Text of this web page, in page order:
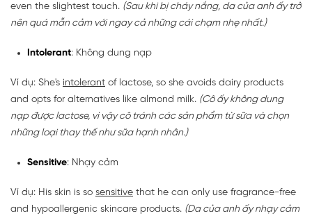
even the slightest touch. (Sau khi bị cháy nắng, da của anh ấy trở
nên quá mẫn cảm với ngay cả những cái chạm nhẹ nhất.)
Intolerant: Không dung nạp
Ví dụ: She's intolerant of lactose, so she avoids dairy products
and opts for alternatives like almond milk. (Cô ấy không dung
nạp được lactose, vì vậy cô tránh các sản phẩm từ sữa và chọn
những loại thay thế như sữa hạnh nhân.)
Sensitive: Nhạy cảm
Ví dụ: His skin is so sensitive that he can only use fragrance-free
and hypoallergenic skincare products. (Da của anh ấy nhạy cảm